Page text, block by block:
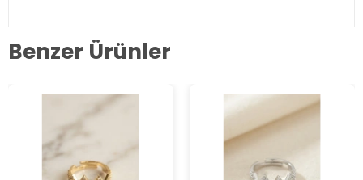
Benzer Ürünler